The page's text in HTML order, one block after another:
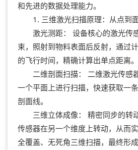
和先进的数据处理能力。
1. 三维激光扫描原理：从点到
激光测距： 设备核心的激光传
束，照射到物料表面后反射，通过
的飞行时间，精确计算出单点距离。
二维剖面扫描： 二维激光传感
一个平面上进行扫描，快速获取一
剖面线。
三维立体成像： 精密同步的转
传感器在另一个维度上转动，从而
全覆盖、无死角三维扫描，最终形